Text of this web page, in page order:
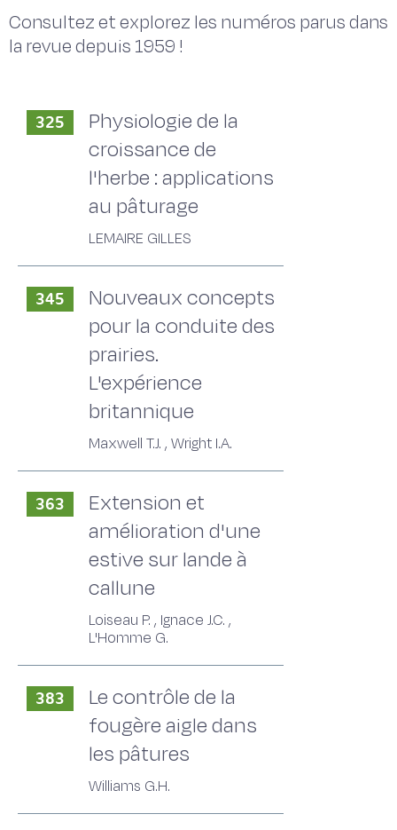
Consultez et explorez les numéros parus dans
la revue depuis 1959 !
325
Physiologie de la
croissance de
l'herbe : applications
au pâturage
LEMAIRE GILLES
345
Nouveaux concepts
pour la conduite des
prairies.
L'expérience
britannique
Maxwell T.J. , Wright I.A.
363
Extension et
amélioration d'une
estive sur lande à
callune
Loiseau P. , Ignace J.C. ,
L'Homme G.
383
Le contrôle de la
fougère aigle dans
les pâtures
Williams G.H.